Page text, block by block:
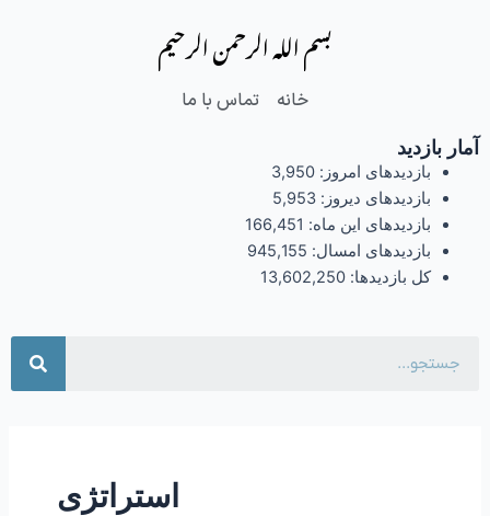
بسم الله الرحمن الرحیم
خانه تماس با ما
آمار بازدید
بازدیدهای امروز: 3,950
بازدیدهای دیروز: 5,953
بازدیدهای این ماه: 166,451
بازدیدهای امسال: 945,155
کل بازدیدها: 13,602,250
استراتژی